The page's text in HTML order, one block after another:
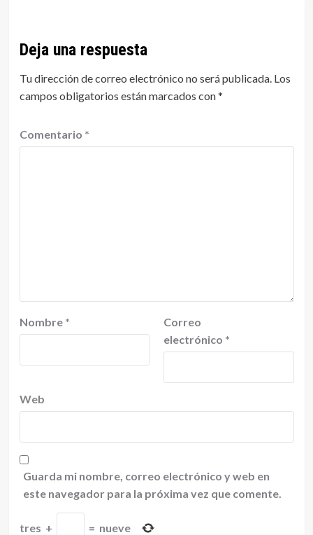
Deja una respuesta
Tu dirección de correo electrónico no será publicada. Los
campos obligatorios están marcados con*
Comentario *
Nombre *
Correo
electrónico *
Web
Guarda mi nombre, correo electrónico y web en
este navegador para la próxima vez que comente.
tres + = nueve